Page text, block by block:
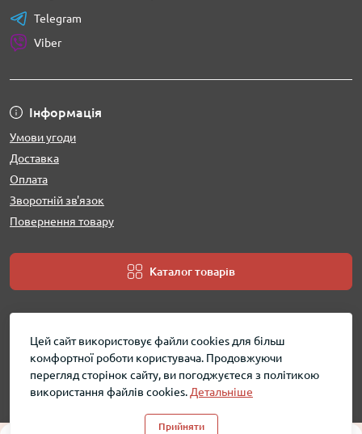
Інформація
Умови угоди
Доставка
Оплата
Зворотній зв'язок
Повернення товару
Каталог товарів
Telegram
Viber
MobShara - інтернет магазин © 2026
Цей сайт використовує файли cookies для більш
комфортної роботи користувача. Продовжуючи
перегляд сторінок сайту, ви погоджуєтеся з політикою
використання файлів cookies. Детальніше
Прийняти